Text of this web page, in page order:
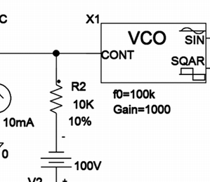
IoT時代の無線規格を知る【Z-Wave